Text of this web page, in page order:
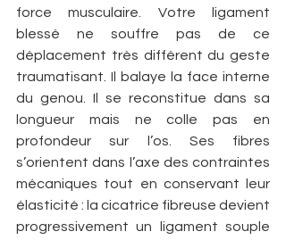
force musculaire. Votre ligament
blessé ne souffre pas de ce
déplacement très différent du geste
traumatisant. Il balaye la face interne
du genou. Il se reconstitue dans sa
longueur mais ne colle pas en
profondeur sur l’os. Ses fibres
s’orientent dans l’axe des contraintes
mécaniques tout en conservant leur
élasticité : la cicatrice fibreuse devient
progressivement un ligament souple